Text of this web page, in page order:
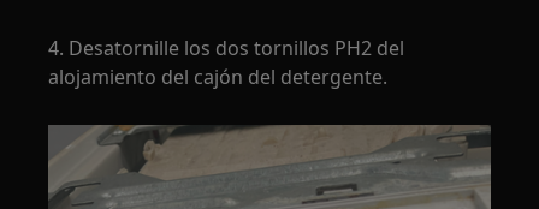
4. Desatornille los dos tornillos PH2 del
alojamiento del cajón del detergente.